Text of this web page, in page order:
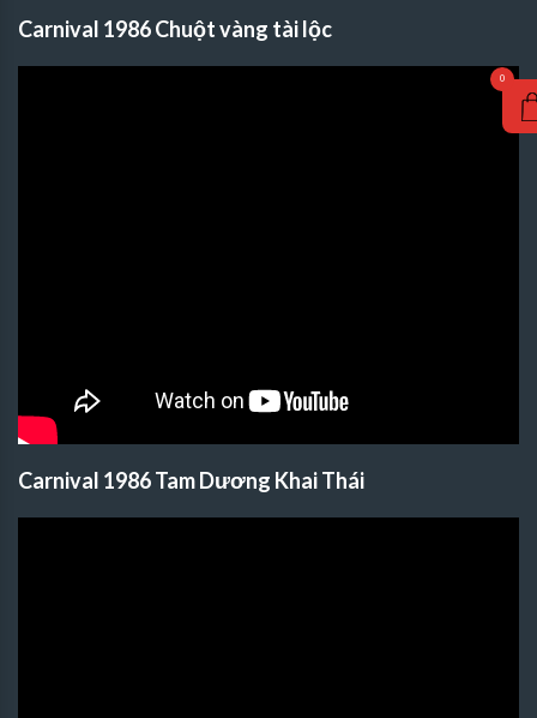
Carnival 1986 Chuột vàng tài lộc
Carnival 1986 Tam Dương Khai Thái